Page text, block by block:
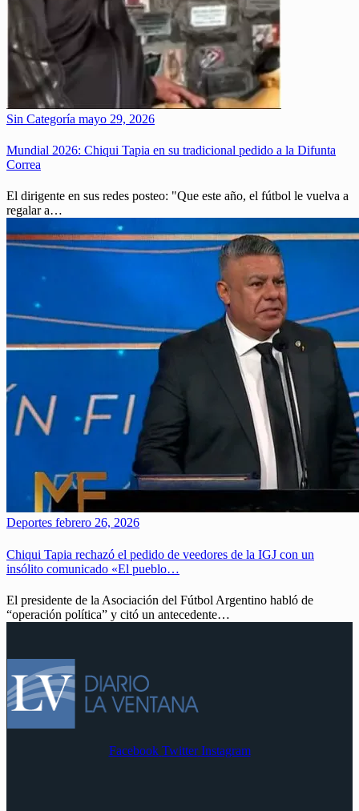
Sin Categoría mayo 29, 2026
Mundial 2026: Chiqui Tapia en su tradicional pedido a la Difunta
Correa
El dirigente en sus redes posteo: "Que este año, el fútbol le vuelva a
regalar a…
Deportes febrero 26, 2026
Chiqui Tapia rechazó el pedido de veedores de la IGJ con un
insólito comunicado «El pueblo…
El presidente de la Asociación del Fútbol Argentino habló de
“operación política” y citó un antecedente…
Facebook Twitter Instagram